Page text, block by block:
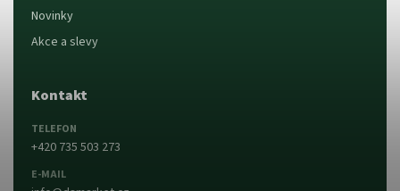
Novinky
Akce a slevy
Kontakt
TELEFON
+420 735 503 273
E-MAIL